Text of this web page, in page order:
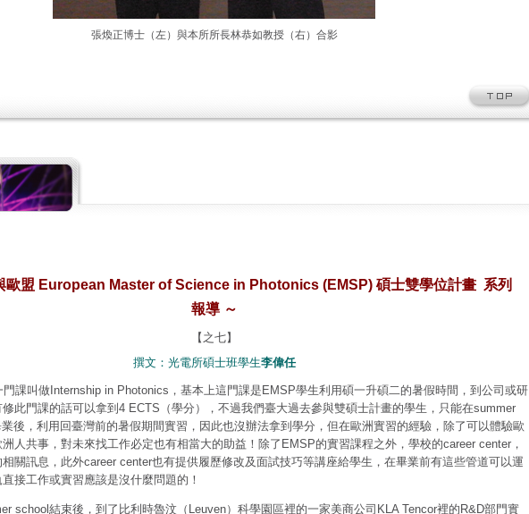
張煥正博士（左）與本所所長林恭如教授（右）合影
歐盟 European Master of Science in Photonics (EMSP) 碩士雙學位計畫系列
報導 ～
【之七】
撰文：光電所碩士班學生李偉任
課叫做Internship in Photonics，基本上這門課是EMSP學生利用碩一升碩二的暑假時間，到公司或研
此門課的話可以拿到4 ECTS（學分），不過我們臺大過去參與雙碩士計畫的學生，只能在summer
後，利用回臺灣前的暑假期間實習，因此也沒辦法拿到學分，但在歐洲實習的經驗，除了可以體驗歐
人共事，對未來找工作必定也有相當大的助益！除了EMSP的實習課程之外，學校的career center，
關訊息，此外career center也有提供履歷修改及面試技巧等講座給學生，在畢業前有這些管道可以運
接工作或實習應該是沒什麼問題的！
school結束後，到了比利時魯汶（Leuven）科學園區裡的一家美商公司KLA Tencor裡的R&D部門實